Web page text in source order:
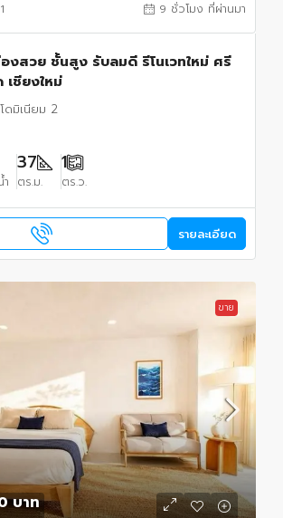
9 ชั่วโมง ที่ผ่านมา
งสวย ชั้นสูง รับลมดี รีโนเวทใหม่ ศรี
เชียงใหม่
ดมิเนียม 2
37
ตร.ม.
1
ตร.ว.
รายละเอียด
ขาย
บาท